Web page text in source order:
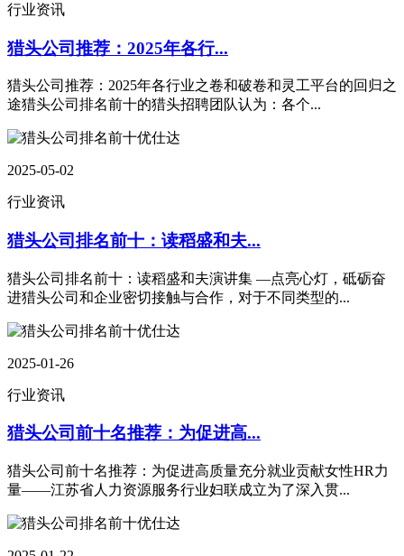
行业资讯
猎头公司推荐：2025年各行...
猎头公司推荐：2025年各行业之卷和破卷和灵工平台的回归之
途猎头公司排名前十的猎头招聘团队认为：各个...
2025-05-02
行业资讯
猎头公司排名前十：读稻盛和夫...
猎头公司排名前十：读稻盛和夫演讲集 —点亮心灯，砥砺奋
进猎头公司和企业密切接触与合作，对于不同类型的...
2025-01-26
行业资讯
猎头公司前十名推荐：为促进高...
猎头公司前十名推荐：为促进高质量充分就业贡献女性HR力
量——江苏省人力资源服务行业妇联成立为了深入贯...